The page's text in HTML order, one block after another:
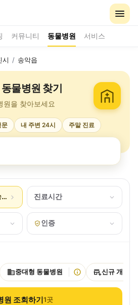
커뮤니티 동물병원 서비스
시 / 송악읍
물병원 찾기
원을 찾아보세요
문 내 주변 24시 주말 진료
읍 진료시간
인증
중대형 동물병원 신규 개원
원 조회하기1곳